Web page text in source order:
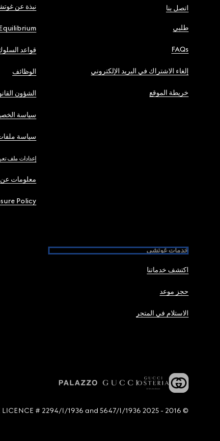
اتصل بنا
طلبي
FAQs
إلغاء الاشتراك في البريد الإلكتروني
خريطة الموقع
نبذة عن
قواعد
الوظائف
الشؤون
سياسة
سياسة
إعدادات ملف
معلومات
Policy
خدمات غوتشي
اكتشف خدماتنا
حجز موعد
الاستلام في المتجر
© 2016 - 2025 Guccio Gucci S.p.A. - All rights reserved. SIAE LICENCE # 2294/I/1936 and 5647/I/1936